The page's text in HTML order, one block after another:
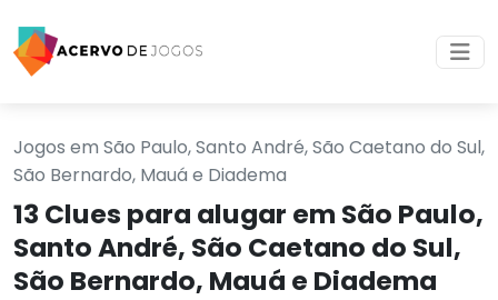
Jogos em São Paulo, Santo André, São Caetano do Sul,
São Bernardo, Mauá e Diadema
13 Clues para alugar em São Paulo,
Santo André, São Caetano do Sul,
São Bernardo, Mauá e Diadema